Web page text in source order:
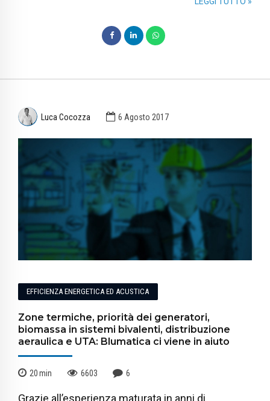
Luca Cocozza 6 Agosto 2017
EFFICIENZA ENERGETICA ED ACUSTICA
Zone termiche, priorità dei generatori,
biomassa in sistemi bivalenti, distribuzione
aeraulica e UTA: Blumatica ci viene in aiuto
20min 6603 6
Grazie all’esperienza maturata in anni di